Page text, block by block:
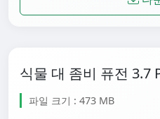
식물 대 좀비 퓨전 3.7
파일 크기 : 473 MB